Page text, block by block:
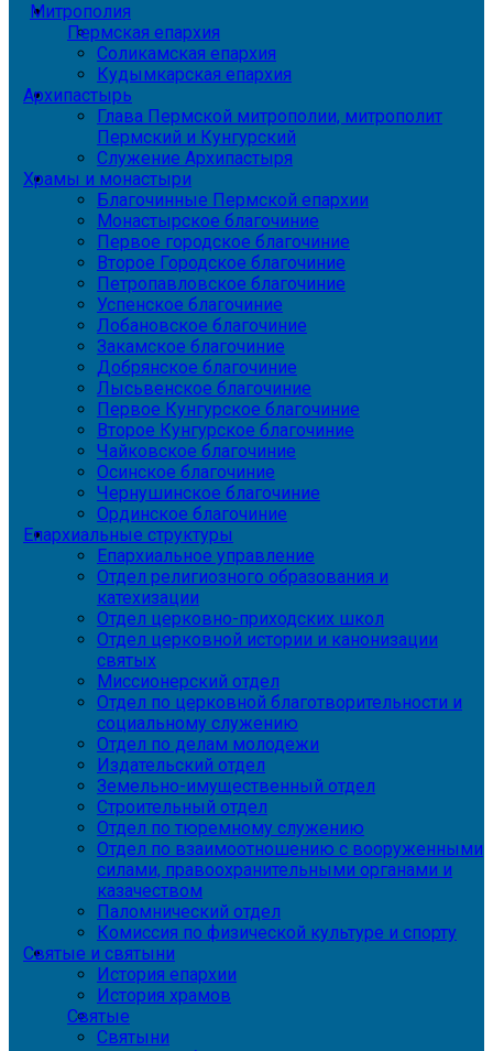
Митрополия
Пермская епархия
Соликамская епархия
Кудымкарская епархия
Архипастырь
Глава Пермской митрополии, митрополит
Пермский и Кунгурский
Служение Архипастыря
Храмы и монастыри
Благочинные Пермской епархии
Монастырское благочиние
Первое городское благочиние
Второе Городское благочиние
Петропавловское благочиние
Успенское благочиние
Лобановское благочиние
Закамское благочиние
Добрянское благочиние
Лысьвенское благочиние
Первое Кунгурское благочиние
Второе Кунгурское благочиние
Чайковское благочиние
Осинское благочиние
Чернушинское благочиние
Ординское благочиние
Епархиальные структуры
Епархиальное управление
Отдел религиозного образования и
катехизации
Отдел церковно-приходских школ
Отдел церковной истории и канонизации
святых
Миссионерский отдел
Отдел по церковной благотворительности и
социальному служению
Отдел по делам молодежи
Издательский отдел
Земельно-имущественный отдел
Строительный отдел
Отдел по тюремному служению
Отдел по взаимоотношению с вооруженными
силами, правоохранительными органами и
казачеством
Паломнический отдел
Комиссия по физической культуре и спорту
Святые и святыни
История епархии
История храмов
Святые
Святыни